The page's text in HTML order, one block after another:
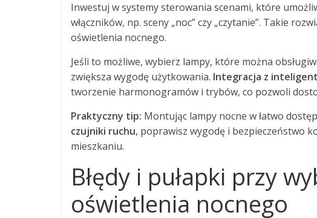
Inwestuj w systemy sterowania scenami, które
włączników, np. sceny „noc” czy „czytanie”. Takie
oświetlenia nocnego.
Jeśli to możliwe, wybierz lampy, które można
zwiększa wygodę użytkowania. Integracja z
tworzenie harmonogramów i trybów, co pozwoli
Praktyczny tip: Montując lampy nocne w łatwo
czujniki ruchu, poprawisz wygodę i bezpieczeństwo
mieszkaniu.
Błędy i pułapki przy
oświetlenia nocnego